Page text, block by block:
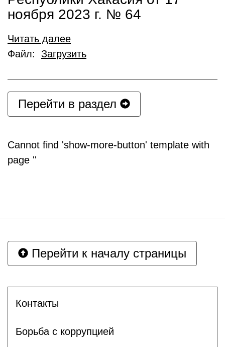
ноября 2023 г. № 64
Читать далее
Файл: Загрузить
Перейти в раздел
Cannot find 'show-more-button' template with
page ''
Перейти к началу страницы
Контакты
Борьба с коррупцией